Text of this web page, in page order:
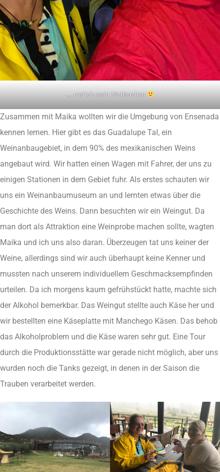
…. und ich mein Töchterchen
Zusammen mit Maika wollten wir die Umgebung von Ensenada
kennen lernen. Hier gibt es das Guadalupe Tal, ein
Weinanbaugebiet, in dem 90% des mexikanischen Weins
angebaut wird. Wir hatten einen Wagen mit Fahrer, der uns zu
einigen Stationen in dem Gebiet fuhr. Als erstes schauten wir
uns ein Weinanbaumuseum an und lernten etwas über die
Geschichte des Weins. Dann besuchten wir ein Weingut. Da
man dort als Attraktion eine Weinprobe machen sollte, wagten
Maika und ich uns also daran. Überzeugen tat uns keiner der
Weine, allerdings sind wir auch überhaupt keine Kenner und
mussten nach unserem individuellem Geschmacksempfinden
urteilen. Da ich morgens kaum gefrühstückt hatte, machte sich
der Alkohol bemerkbar. Das Weingut stellte auch Käse her und
wir bestellten eine Käseplatte mit Manchego Käsen. Das behob
das Alkoholproblem und die Käse waren sehr gut. Eine Tour
durch die Produktionsstätte war gerade nicht möglich, aber uns
wurden noch die Tanks gezeigt, in denen in der Saison die
Trauben verarbeitet werden.